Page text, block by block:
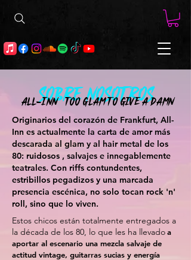
SOBRE NOSOTROS
ALL-INN Too glam to give a damn
Originarios del corazón de Frankfurt, All-
Inn es actualmente la carta de amor más
descarada al glam y al hair metal de los
80: ruidosos , salvajes e innegablemente
teatrales. Con riffs contundentes,
estribillos pegadizos y una marcada
presencia escénica, no solo tocan rock 'n'
roll, sino que lo viven.
Estos chicos están totalmente entregados a
la década de los 80, lo que les ha llevadoa
aportar al escenario una mezcla salvaje de
actitud vintage, guitarras sucias y energía